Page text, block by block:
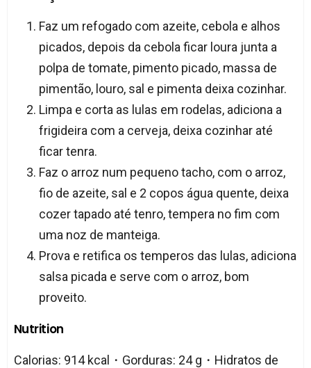
Faz um refogado com azeite, cebola e alhos
picados, depois da cebola ficar loura junta a
polpa de tomate, pimento picado, massa de
pimentão, louro, sal e pimenta deixa cozinhar.
Limpa e corta as lulas em rodelas, adiciona a
frigideira com a cerveja, deixa cozinhar até
ficar tenra.
Faz o arroz num pequeno tacho, com o arroz,
fio de azeite, sal e 2 copos água quente, deixa
cozer tapado até tenro, tempera no fim com
uma noz de manteiga.
Prova e retifica os temperos das lulas, adiciona
salsa picada e serve com o arroz, bom
proveito.
Nutrition
Calorias: 914 kcal・Gorduras: 24 g・Hidratos de